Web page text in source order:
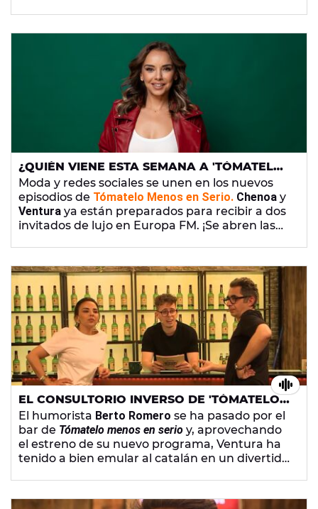
¿QUIÉN VIENE ESTA SEMANA A 'TÓMATELO
MENOS EN SERIO'? LOS INVITADOS DEL 6 Y 7
DE JUNIO
Moda y redes sociales se unen en los nuevos
episodios de Tómatelo Menos en Serio. Chenoa y
Ventura ya están preparados para recibir a dos
invitados de lujo en Europa FM. ¡Se abren las
EL CONSULTORIO INVERSO DE 'TÓMATELO
MENOS EN SERIO' CON BERTO
El humorista Berto Romero se ha pasado por el
bar de Tómatelo menos en serio y, aprovechando
el estreno de su nuevo programa, Ventura ha
tenido a bien emular al catalán en un divertido